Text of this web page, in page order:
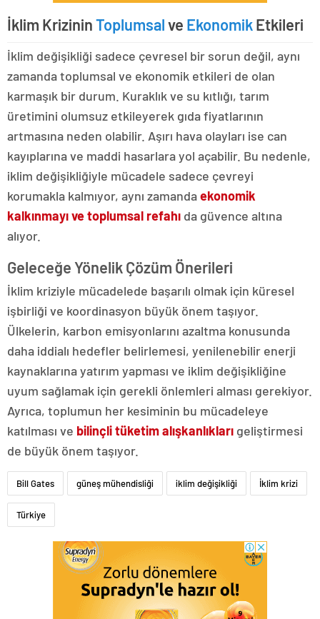
İklim KrizininToplumsalve EkonomikEtkileri
İklim değişikliği sadece çevresel bir sorun değil, aynı
zamanda toplumsal ve ekonomik etkileri de olan
karmaşık bir durum. Kuraklık ve su kıtlığı, tarım
üretimini olumsuz etkileyerek gıda fiyatlarının
artmasına neden olabilir. Aşırı hava olayları ise can
kayıplarına ve maddi hasarlara yol açabilir. Bu nedenle,
iklim değişikliğiyle mücadele sadece çevreyi
korumakla kalmıyor, aynı zamandaekonomik
kalkınmayı ve toplumsal refahı da güvence altına
alıyor.
Geleceğe Yönelik Çözüm Önerileri
İklim kriziyle mücadelede başarılı olmak için küresel
işbirliği ve koordinasyon büyük önem taşıyor.
Ülkelerin, karbon emisyonlarını azaltma konusunda
daha iddialı hedefler belirlemesi, yenilenebilir enerji
kaynaklarına yatırım yapması ve iklim değişikliğine
uyum sağlamak için gerekli önlemleri alması gerekiyor.
Ayrıca, toplumun her kesiminin bu mücadeleye
katılması ve bilinçli tüketim alışkanlıkları geliştirmesi
de büyük önem taşıyor.
Bill Gates güneş mühendisliği iklim değişikliği İklim krizi
Türkiye